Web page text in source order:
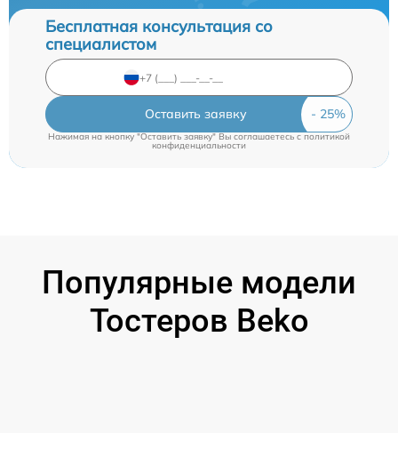
Бесплатная консультация со
специалистом
Оставить заявку
Нажимая на кнопку "Оставить заявку" Вы соглашаетесь c политикой
конфиденциальности
Популярные модели
Тостеров Beko